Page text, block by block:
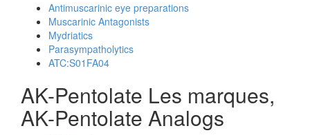
Antimuscarinic eye preparations
Muscarinic Antagonists
Mydriatics
Parasympatholytics
ATC:S01FA04
AK-Pentolate Les marques,
AK-Pentolate Analogs